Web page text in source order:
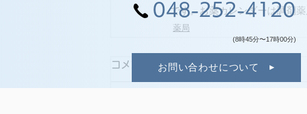
です。お薬カレンダーは調剤
薬局
コメント
048-252-4120
(8時45分〜17時00分)
お問い合わせについて